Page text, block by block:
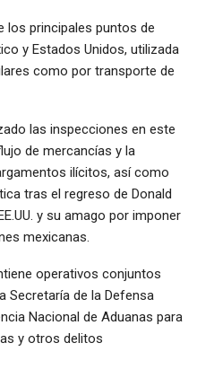
los principales puntos de
y Estados Unidos, utilizada
como por transporte de
las inspecciones en este
de mercancías y la
ilícitos, así como
tras el regreso de Donald
y su amago por imponer
mexicanas.
operativos conjuntos
Secretaría de la Defensa
Nacional de Aduanas para
y otros delitos